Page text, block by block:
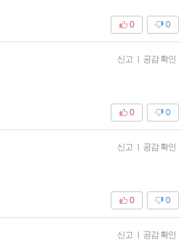
0
0
신고 | 공감 확인
0
0
신고 | 공감 확인
0
0
신고 | 공감 확인